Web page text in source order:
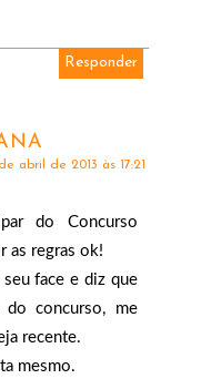
Responder
abril de 2013 às 17:21
do Concurso
as regras ok!
face e diz que
do concurso, me
recente.
mesmo.